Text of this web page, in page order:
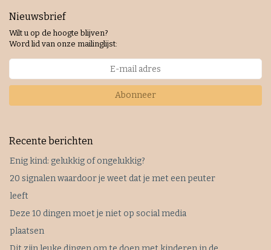
Nieuwsbrief
Wilt u op de hoogte blijven?
Word lid van onze mailinglijst:
Abonneer
Recente berichten
Enig kind: gelukkig of ongelukkig?
20 signalen waardoor je weet dat je met een peuter
leeft
Deze 10 dingen moet je niet op social media
plaatsen